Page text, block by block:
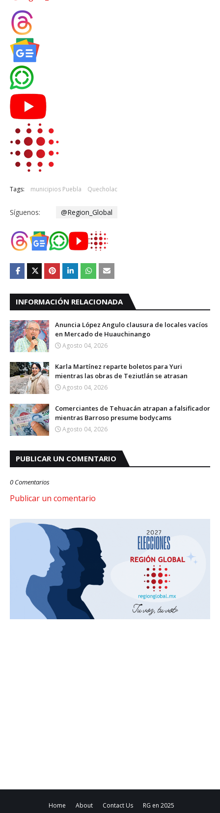
Tags: municipios Puebla Quecholac
Síguenos: @Region_Global
INFORMACIÓN RELACIONADA
Anuncia López Angulo clausura de locales vacíos
en Mercado de Huauchinango
Agosto 04, 2026
Karla Martínez reparte boletos para Yuri
mientras las obras de Teziutlán se atrasan
Agosto 04, 2026
Comerciantes de Tehuacán atrapan a falsificador
mientras Barroso presume bodycams
Agosto 04, 2026
PUBLICAR UN COMENTARIO
0 Comentarios
Publicar un comentario
Home About Contact Us RG en 2025